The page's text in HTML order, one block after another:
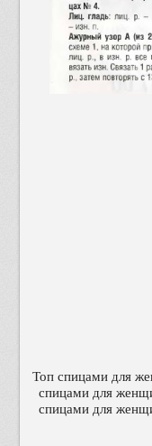
Топ спицами для
спицами для
спицами для